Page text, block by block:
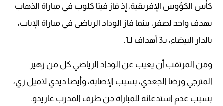
كأس الكؤوس الإفريقية، إذ فاز فيتا كلوب في مباراة الذهاب
بهدف واحد لصفر، بينما فاز الوداد الرياضي في مباراة الإياب،
بالدار البيضاء، بـ3 أهداف لـ1.
ومن المرتقب أن يغيب عن الوداد الرياضي كل من زهير
المترجي ورضا الجعدي، بسبب الإصابة، وأيضا ديدي لاميل زي،
بسبب عدم استدعائه للمباراة من طرف المدرب غاريدو.